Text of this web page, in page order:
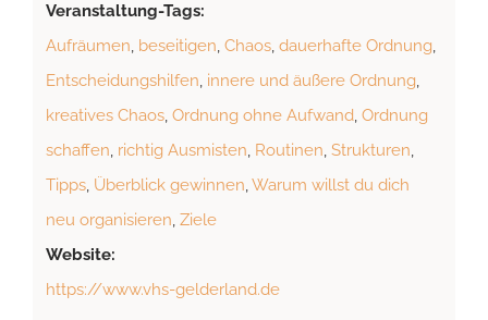
Veranstaltung-Tags:
Aufräumen, beseitigen, Chaos, dauerhafte Ordnung,
Entscheidungshilfen, innere und äußere Ordnung,
kreatives Chaos, Ordnung ohne Aufwand, Ordnung
schaffen, richtig Ausmisten, Routinen, Strukturen,
Tipps, Überblick gewinnen,Warum willst du dich
neu organisieren, Ziele
Website:
https://www.vhs-gelderland.de